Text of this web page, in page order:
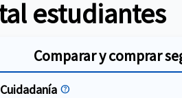
estudiantes
Comparar y comprar
help